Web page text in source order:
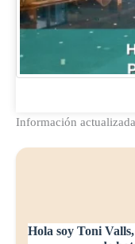
Información
Hola soy Toni